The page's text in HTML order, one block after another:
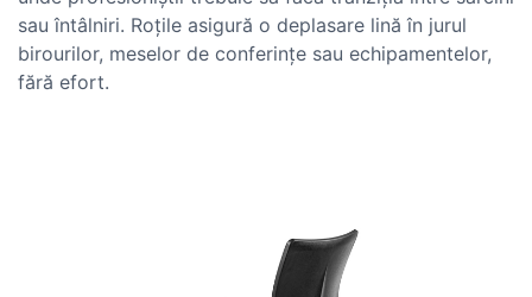
sau întâlniri. Roțile asigură o deplasare lină în jurul
birourilor, meselor de conferințe sau echipamentelor,
fără efort.